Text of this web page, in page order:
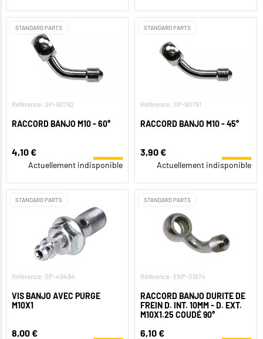
STANDARD PARTS
Référence: SP-90792
RACCORD BANJO M10 - 60°
4,10 €
Actuellement indisponible
STANDARD PARTS
Référence: SP-90791
RACCORD BANJO M10 - 45°
3,90 €
Actuellement indisponible
STANDARD PARTS
Référence: SP-49494
VIS BANJO AVEC PURGE
M10X1
8,00 €
STANDARD PARTS
Référence: EKP-31974
RACCORD BANJO DURITE DE
FREIN D. INT. 10MM - D. EXT.
M10X1.25 COUDÉ 90°
6,10 €